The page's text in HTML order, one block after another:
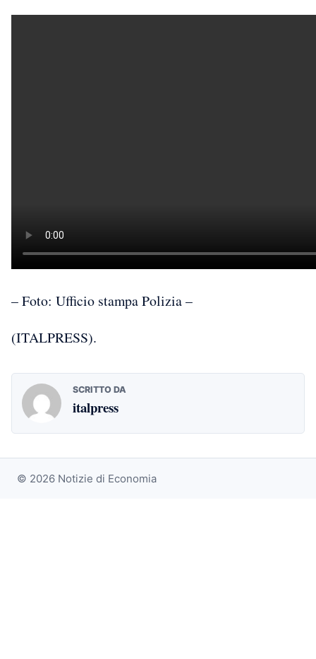
– Foto: Ufficio stampa Polizia –
(ITALPRESS).
SCRITTO DA
italpress
© 2026 Notizie di Economia